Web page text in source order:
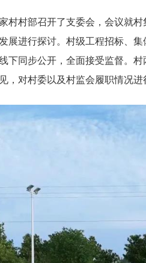
村村部召开了支委会，会议就
展进行探讨。村级工程招标、
下同步公开，全面接受监督。
，对村委以及村监会履职情况进